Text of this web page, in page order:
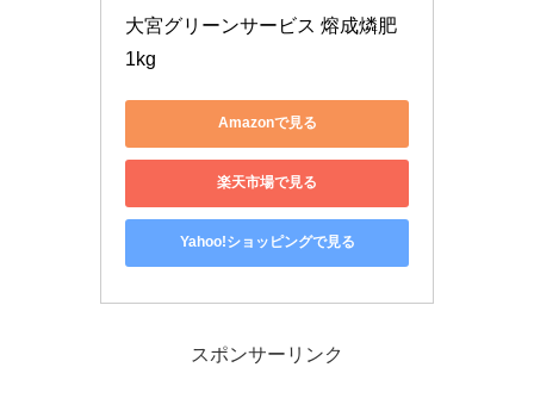
大宮グリーンサービス 熔成燐肥
1kg
Amazonで見る
楽天市場で見る
Yahoo!ショッピングで見る
スポンサーリンク